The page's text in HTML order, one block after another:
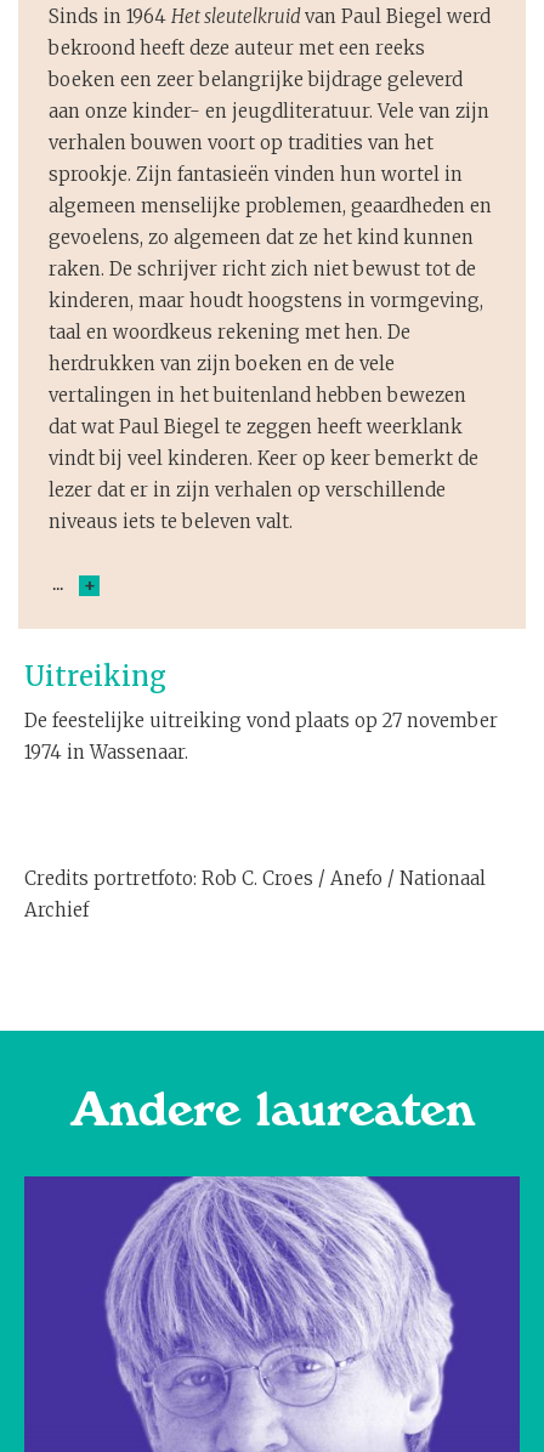
Sinds in 1964 Het sleutelkruid van Paul Biegel werd
bekroond heeft deze auteur met een reeks
boeken een zeer belangrijke bijdrage geleverd
aan onze kinder- en jeugdliteratuur. Vele van zijn
verhalen bouwen voort op tradities van het
sprookje. Zijn fantasieën vinden hun wortel in
algemeen menselijke problemen, geaardheden en
gevoelens, zo algemeen dat ze het kind kunnen
raken. De schrijver richt zich niet bewust tot de
kinderen, maar houdt hoogstens in vormgeving,
taal en woordkeus rekening met hen. De
herdrukken van zijn boeken en de vele
vertalingen in het buitenland hebben bewezen
dat wat Paul Biegel te zeggen heeft weerklank
vindt bij veel kinderen. Keer op keer bemerkt de
lezer dat er in zijn verhalen op verschillende
niveaus iets te beleven valt.
+
Uitreiking
De feestelijke uitreiking vond plaats op 27 november
1974 in Wassenaar.
Credits portretfoto: Rob C. Croes / Anefo / Nationaal
Archief
Andere laureaten